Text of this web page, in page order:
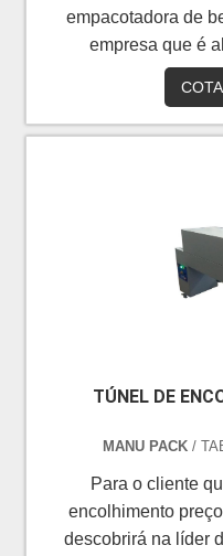
empacotadora de
empresa que é
Solicitando mais
maior
cliente acaba
bebidas.
praticamente
industriais, faz
TÚNEL DE
MANU PACK/
Para o cliente
encolhimento
descobrirá na líder